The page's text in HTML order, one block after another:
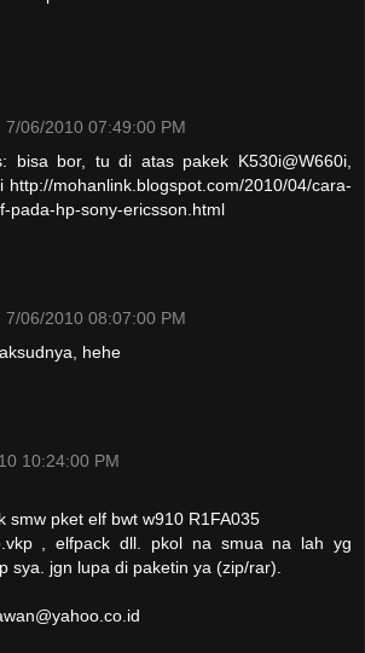
7/06/2010 07:49:00 PM
bisa bor, tu di atas pakek K530i@W660i,
http://mohanlink.blogspot.com/2010/04/cara-
pada-hp-sony-ericsson.html
7/06/2010 08:07:00 PM
hehe
10:24:00 PM
smw pket elf bwt w910 R1FA035
, elfpack dll. pkol na smua na lah yg
sya. jgn lupa di paketin ya (zip/rar).